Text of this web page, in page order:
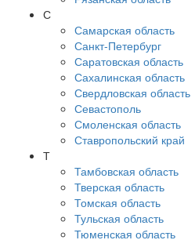
С
Самарская область
Санкт-Петербург
Саратовская область
Сахалинская область
Свердловская область
Севастополь
Смоленская область
Ставропольский край
Т
Тамбовская область
Тверская область
Томская область
Тульская область
Тюменская область